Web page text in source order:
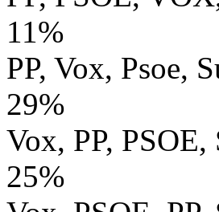
11%
PP, Vox, Psoe,
29%
Vox, PP, PSOE,
25%